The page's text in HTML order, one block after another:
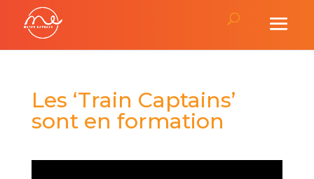
Les ‘Train Captains’
sont en formation